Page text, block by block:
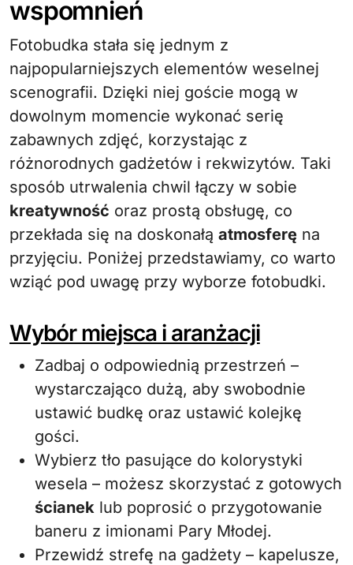
wspomnień
Fotobudka stała się jednym z
najpopularniejszych elementów weselnej
scenografii. Dzięki niej goście mogą w
dowolnym momencie wykonać serię
zabawnych zdjęć, korzystając z
różnorodnych gadżetów i rekwizytów. Taki
sposób utrwalenia chwil łączy w sobie
kreatywność oraz prostą obsługę, co
przekłada się na doskonałą atmosferę na
przyjęciu. Poniżej przedstawiamy, co warto
wziąć pod uwagę przy wyborze fotobudki.
Wybór miejsca i aranżacji
Zadbaj o odpowiednią przestrzeń –
wystarczająco dużą, aby swobodnie
ustawić budkę oraz ustawić kolejkę
gości.
Wybierz tło pasujące do kolorystyki
wesela – możesz skorzystać z gotowych
ścianek lub poprosić o przygotowanie
baneru z imionami Pary Młodej.
Przewidź strefę na gadżety – kapelusze,